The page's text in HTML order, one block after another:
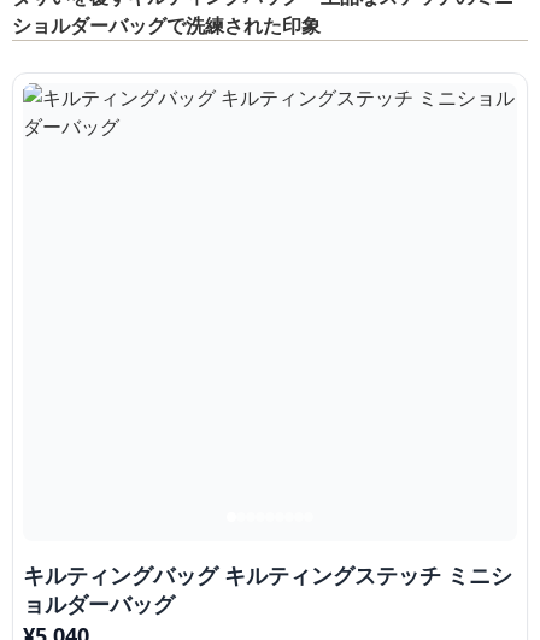
ショルダーバッグで洗練された印象
キルティングバッグ キルティングステッチ ミニシ
ョルダーバッグ